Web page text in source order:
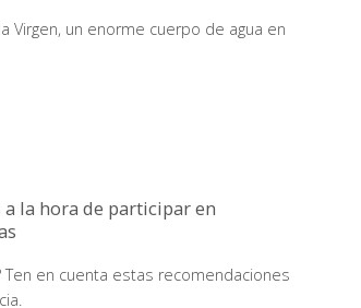
Virgen, un enorme cuerpo de agua en
la hora de participar en
Ten en cuenta estas recomendaciones